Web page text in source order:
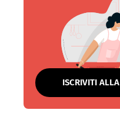
ISCRIVITI